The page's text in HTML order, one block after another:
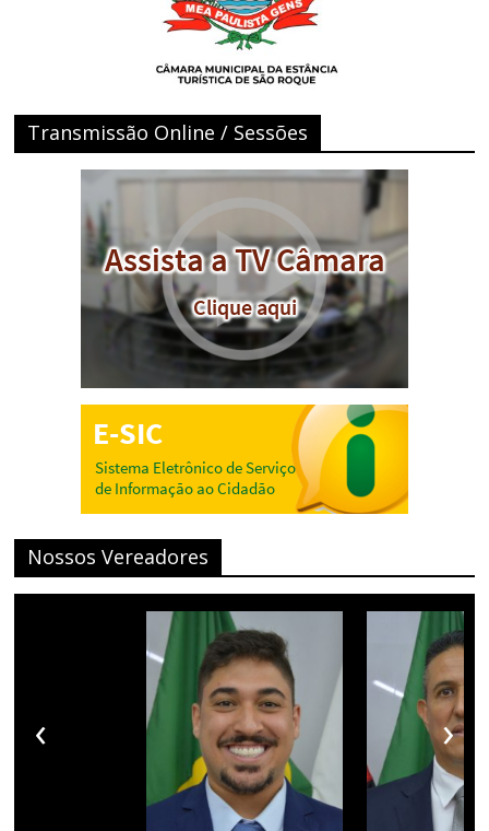
Transmissão Online / Sessões
Nossos Vereadores
‹ ›